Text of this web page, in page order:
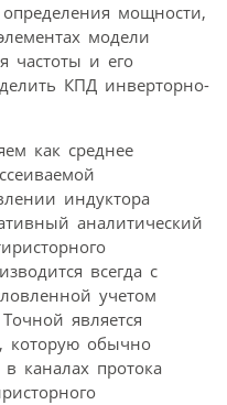
мощности,
модели
частоты и его
КПД инверторно-
как среднее
индуктора
аналитический
всегда с
учетом
является
которую обычно
каналах протока